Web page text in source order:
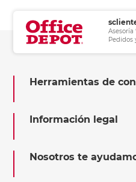
Asesoría
Pedidos
Herramientas de
Información legal
Nosotros te